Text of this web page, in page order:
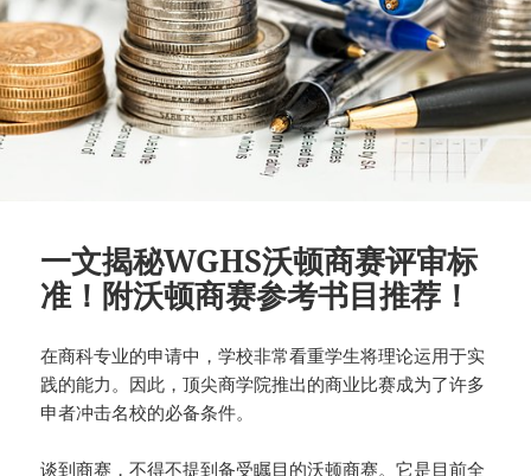
一文揭秘WGHS沃顿商赛评审标
准！附沃顿商赛参考书目推荐！
在商科专业的申请中，学校非常看重学生将理论运用于实
践的能力。因此，顶尖商学院推出的商业比赛成为了许多
申者冲击名校的必备条件。
谈到商赛，不得不提到备受瞩目的沃顿商赛。它是目前全